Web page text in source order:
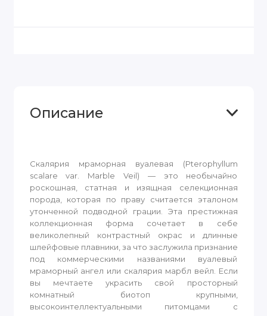
Описание
Скалярия мраморная вуалевая (Pterophyllum
scalare var. Marble Veil) — это необычайно
роскошная, статная и изящная селекционная
порода, которая по праву считается эталоном
утонченной подводной грации. Эта престижная
коллекционная форма сочетает в себе
великолепный контрастный окрас и длинные
шлейфовые плавники, за что заслужила признание
под коммерческими названиями вуалевый
мраморный ангел или скалярия марбл вейл. Если
вы мечтаете украсить свой просторный
комнатный биотоп крупными,
высокоинтеллектуальными питомцами с